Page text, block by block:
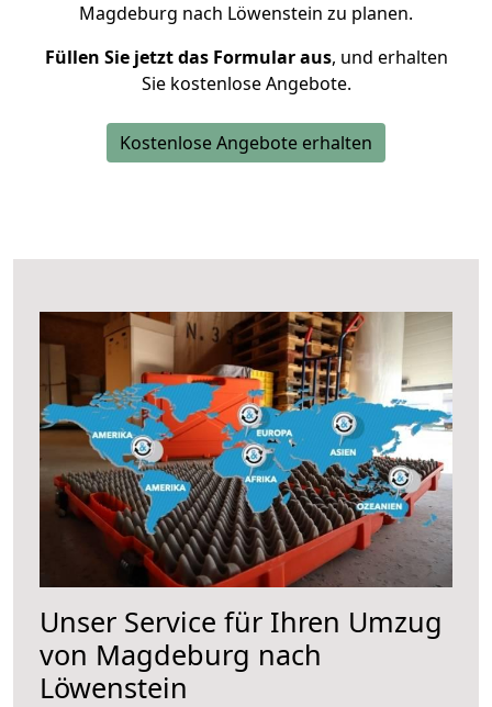
Magdeburg nach Löwenstein zu planen.
Füllen Sie jetzt das Formular aus, und erhalten
Sie kostenlose Angebote.
Kostenlose Angebote erhalten
Unser Service für Ihren Umzug
von Magdeburg nach
Löwenstein